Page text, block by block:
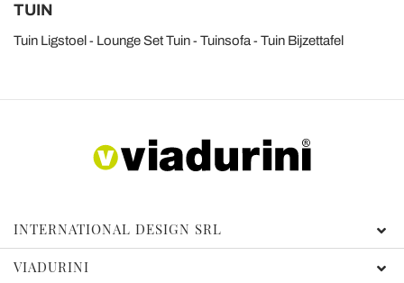
TUIN
Tuin Ligstoel Lounge Set Tuin Tuinsofa Tuin Bijzettafel
INTERNATIONAL DESIGN SRL
VIADURINI